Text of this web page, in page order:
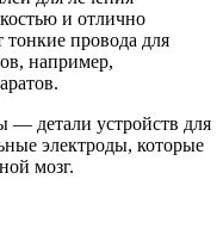
и отлично
тонкие провода для
например,
— детали устройств для
электроды, которые
мозг.